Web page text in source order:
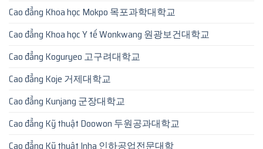
Cao đẳng Khoa học Mokpo 목포과학대학교
Cao đẳng Khoa học Y tế Wonkwang 원광보건대학교
Cao đẳng Koguryeo 고구려대학교
Cao đẳng Koje 거제대학교
Cao đẳng Kunjang 군장대학교
Cao đẳng Kỹ thuật Doowon 두원공과대학교
Cao đẳng Kỹ thuật Inha 인하공업전문대학